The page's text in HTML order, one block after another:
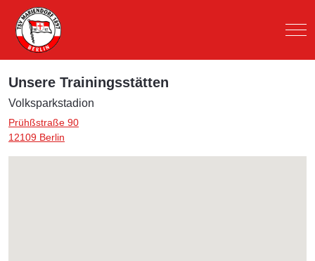
Unsere Trainingsstätten
Volksparkstadion
Prühßstraße 90
12109 Berlin